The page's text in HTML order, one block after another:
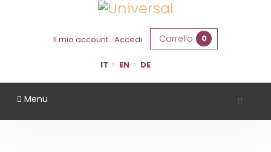
Il mio account Accedi Carrello 0
IT EN DE
Menu